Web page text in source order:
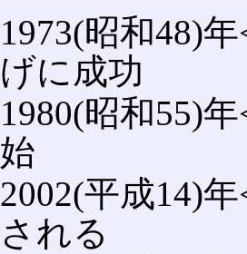
1973(昭和48)
げに成功
1980(昭和55)
始
2002(平成14)
される